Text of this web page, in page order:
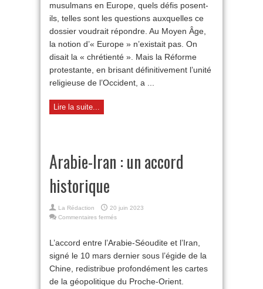
musulmans en Europe, quels défis posent-
ils, telles sont les questions auxquelles ce
dossier voudrait répondre. Au Moyen Âge,
la notion d’« Europe » n’existait pas. On
disait la « chrétienté ». Mais la Réforme
protestante, en brisant définitivement l’unité
religieuse de l’Occident, a ...
Lire la suite...
Arabie-Iran : un accord
historique
La Rédaction
20 juin 2023
Commentaires fermés
un
accord
L’accord entre l’Arabie-Séoudite et l’Iran,
signé le 10 mars dernier sous l’égide de la
Chine, redistribue profondément les cartes
de la géopolitique du Proche-Orient.